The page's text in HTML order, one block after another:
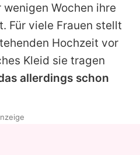
Wochen ihre
Für viele Frauen stellt
Hochzeit vor
Kleid sie tragen
allerdings schon